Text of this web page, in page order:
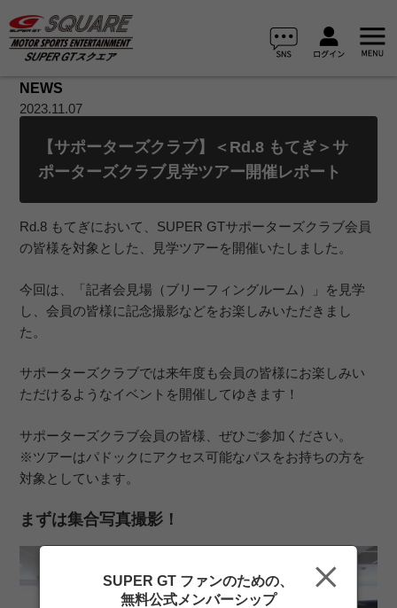
NEWS
2023.11.07
【サポーターズクラブ】＜Rd.8 もてぎ＞サ
ポーターズクラブ見学ツアー開催レポート
Rd.8 もてぎにおいて、SUPER GTサポーターズクラブ会員
の皆様を対象とした、見学ツアーを開催いたしました。
今回は、「記者会見場（ブリーフィングルーム）」を見学
し、会員の皆様に記念撮影などをお楽しみいただきまし
た。
サポーターズクラブでは来年度も会員の皆様にお楽しみい
ただけるようなイベントを開催してゆきます！
サポーターズクラブ会員の皆様、ぜひご参加ください。
※ツアーはパドックにアクセス可能なパスをお持ちの方を
対象としています。
まずは集合写真撮影！
SUPER GT ファンのための、
無料公式メンバーシップ